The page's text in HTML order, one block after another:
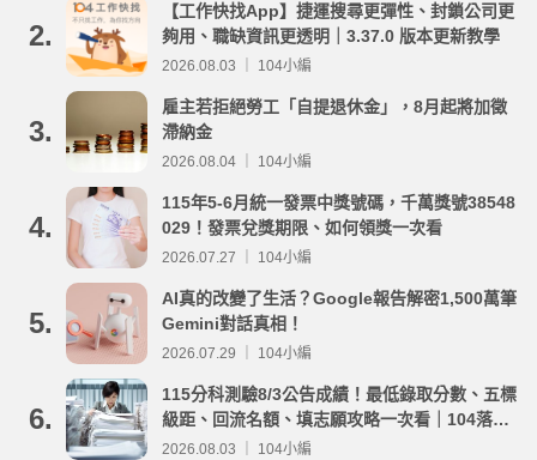
2.
【工作快找App】捷運搜尋更彈性、封鎖公司更
夠用、職缺資訊更透明｜3.37.0 版本更新教學
2026.08.03 ｜ 104小編
3.
雇主若拒絕勞工「自提退休金」，8月起將加徵
滯納金
2026.08.04 ｜ 104小編
4.
115年5-6月統一發票中獎號碼，千萬獎號38548
029！發票兌獎期限、如何領獎一次看
2026.07.27 ｜ 104小編
5.
AI真的改變了生活？Google報告解密1,500萬筆
Gemini對話真相！
2026.07.29 ｜ 104小編
6.
115分科測驗8/3公告成績！最低錄取分數、五標
級距、回流名額、填志願攻略一次看｜104落點
分析
2026.08.03 ｜ 104小編